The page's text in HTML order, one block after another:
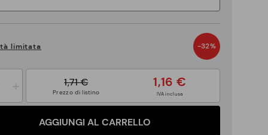
limitata -32%
+ 1,71 €
Prezzo di listino
1,16 €
IVA inclusa
AGGIUNGI AL CARRELLO